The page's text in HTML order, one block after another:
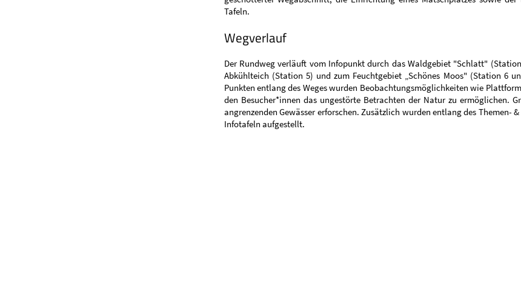
Tafeln.
Wegverlauf
Der Rundweg verläuft vom Infopunkt durch das Waldgebiet "Schlatt"
Abkühlteich (Station 5) und zum Feuchtgebiet „Schönes Moos" (Station 6
Punkten entlang des Weges wurden Beobachtungsmöglichkeiten wie
den Besucher*innen das ungestörte Betrachten der Natur zu ermöglichen.
angrenzenden Gewässer erforschen. Zusätzlich wurden entlang des Themen-
Infotafeln aufgestellt.